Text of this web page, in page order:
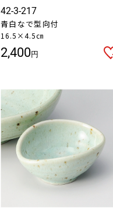
42-3-217
青白なで型向付
16.5×4.5㎝
2,400円